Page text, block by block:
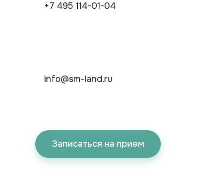
+7 495 114-01-04
info@sm-land.ru
Записаться на прием